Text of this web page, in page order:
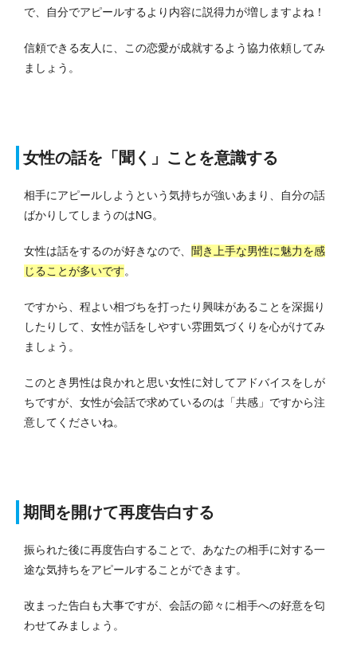
で、自分でアピールするより内容に説得力が増しますよね！
信頼できる友人に、この恋愛が成就するよう協力依頼してみ
ましょう。
女性の話を「聞く」ことを意識する
相手にアピールしようという気持ちが強いあまり、自分の話
ばかりしてしまうのはNG。
女性は話をするのが好きなので、 聞き上手な男性に魅力を感
じることが多いです。
ですから、程よい相づちを打ったり興味があることを深掘り
したりして、女性が話をしやすい雰囲気づくりを心がけてみ
ましょう。
このとき男性は良かれと思い女性に対してアドバイスをしが
ちですが、女性が会話で求めているのは「共感」ですから注
意してくださいね。
期間を開けて再度告白する
振られた後に再度告白することで、あなたの相手に対する一
途な気持ちをアピールすることができます。
改まった告白も大事ですが、会話の節々に相手への好意を匂
わせてみましょう。